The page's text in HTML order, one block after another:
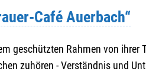
Café Auerbach“
geschützten Rahmen von ihrer
zuhören - Verständnis und